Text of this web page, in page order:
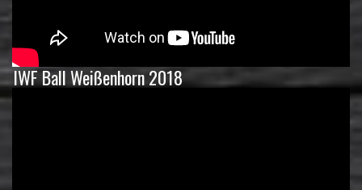
IWF Ball Weißenhorn 2018